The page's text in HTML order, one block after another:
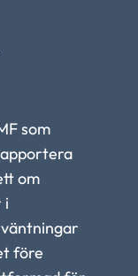
som
om
i
före